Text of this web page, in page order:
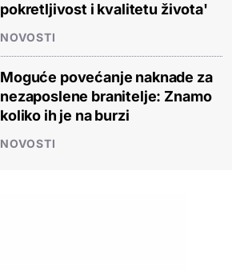
pokretljivost i kvalitetu života'
NOVOSTI
Moguće povećanje naknade za
nezaposlene branitelje: Znamo
koliko ih je na burzi
NOVOSTI